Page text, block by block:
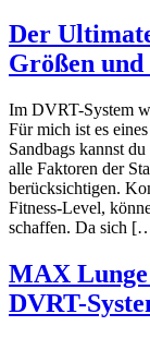
Der
Größen und
Im DVRT-System
Für mich ist es
Sandbags kannst
alle Faktoren der
berücksichtigen.
Fitness-Level,
schaffen. Da sich
MAX Lunge
DVRT-